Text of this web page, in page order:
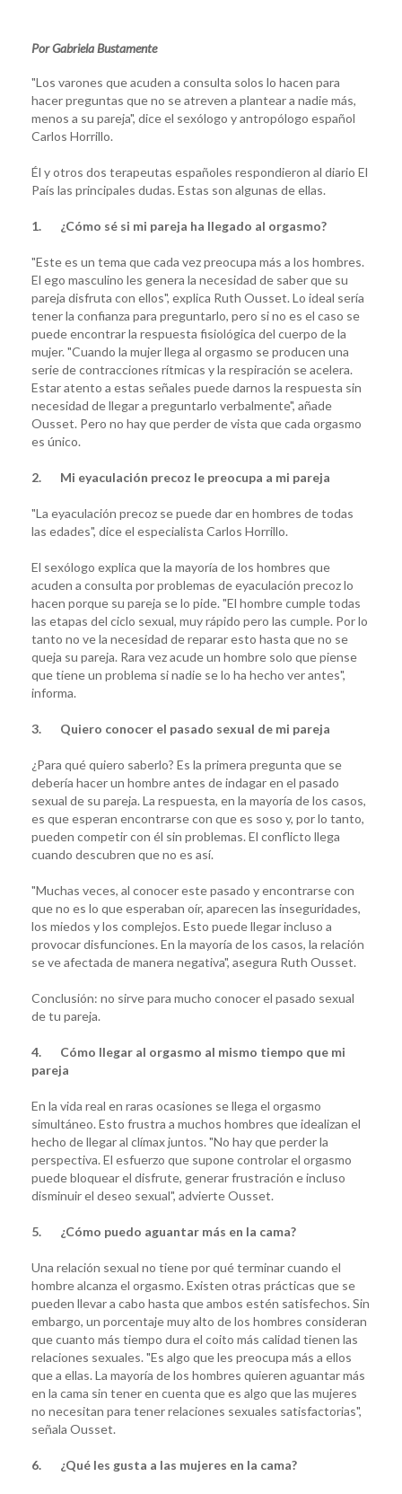
Por Gabriela Bustamente
"Los varones que acuden a consulta solos lo hacen para
hacer preguntas que no se atreven a plantear a nadie más,
menos a su pareja", dice el sexólogo y antropólogo español
Carlos Horrillo.
Él y otros dos terapeutas españoles respondieron al diario El
País las principales dudas. Estas son algunas de ellas.
1. ¿Cómo sé si mi pareja ha llegado al orgasmo?
"Este es un tema que cada vez preocupa más a los hombres.
El ego masculino les genera la necesidad de saber que su
pareja disfruta con ellos", explica Ruth Ousset. Lo ideal sería
tener la confianza para preguntarlo, pero si no es el caso se
puede encontrar la respuesta fisiológica del cuerpo de la
mujer. "Cuando la mujer llega al orgasmo se producen una
serie de contracciones rítmicas y la respiración se acelera.
Estar atento a estas señales puede darnos la respuesta sin
necesidad de llegar a preguntarlo verbalmente", añade
Ousset. Pero no hay que perder de vista que cada orgasmo
es único.
2. Mi eyaculación precoz le preocupa a mi pareja
"La eyaculación precoz se puede dar en hombres de todas
las edades", dice el especialista Carlos Horrillo.
El sexólogo explica que la mayoría de los hombres que
acuden a consulta por problemas de eyaculación precoz lo
hacen porque su pareja se lo pide. "El hombre cumple todas
las etapas del ciclo sexual, muy rápido pero las cumple. Por lo
tanto no ve la necesidad de reparar esto hasta que no se
queja su pareja. Rara vez acude un hombre solo que piense
que tiene un problema si nadie se lo ha hecho ver antes",
informa.
3. Quiero conocer el pasado sexual de mi pareja
¿Para qué quiero saberlo? Es la primera pregunta que se
debería hacer un hombre antes de indagar en el pasado
sexual de su pareja. La respuesta, en la mayoría de los casos,
es que esperan encontrarse con que es soso y, por lo tanto,
pueden competir con él sin problemas. El conflicto llega
cuando descubren que no es así.
"Muchas veces, al conocer este pasado y encontrarse con
que no es lo que esperaban oír, aparecen las inseguridades,
los miedos y los complejos. Esto puede llegar incluso a
provocar disfunciones. En la mayoría de los casos, la relación
se ve afectada de manera negativa", asegura Ruth Ousset.
Conclusión: no sirve para mucho conocer el pasado sexual
de tu pareja.
4. Cómo llegar al orgasmo al mismo tiempo que mi
pareja
En la vida real en raras ocasiones se llega el orgasmo
simultáneo. Esto frustra a muchos hombres que idealizan el
hecho de llegar al clímax juntos. "No hay que perder la
perspectiva. El esfuerzo que supone controlar el orgasmo
puede bloquear el disfrute, generar frustración e incluso
disminuir el deseo sexual", advierte Ousset.
5. ¿Cómo puedo aguantar más en la cama?
Una relación sexual no tiene por qué terminar cuando el
hombre alcanza el orgasmo. Existen otras prácticas que se
pueden llevar a cabo hasta que ambos estén satisfechos. Sin
embargo, un porcentaje muy alto de los hombres consideran
que cuanto más tiempo dura el coito más calidad tienen las
relaciones sexuales. "Es algo que les preocupa más a ellos
que a ellas. La mayoría de los hombres quieren aguantar más
en la cama sin tener en cuenta que es algo que las mujeres
no necesitan para tener relaciones sexuales satisfactorias",
señala Ousset.
6. ¿Qué les gusta a las mujeres en la cama?